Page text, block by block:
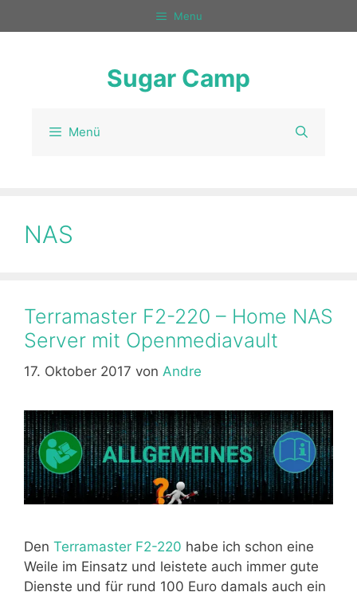
Inhalt
Menu
Sugar Camp
Menü
NAS
Terramaster F2-220 – Home NAS
Server mit Openmediavault
17. Oktober 2017 von Andre
Den Terramaster F2-220 habe ich schon eine
Weile im Einsatz und leistete auch immer gute
Dienste und für rund 100 Euro damals auch ein